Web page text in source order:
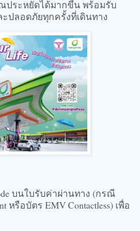
ประหยัดได้มากขึ้น พร้อมรับ
ปลอดภัยทุกครั้งที่เดินทาง
บนใบรับค่าผ่านทาง (กรณี
หรือบัตร EMV Contactless) เพื่อ